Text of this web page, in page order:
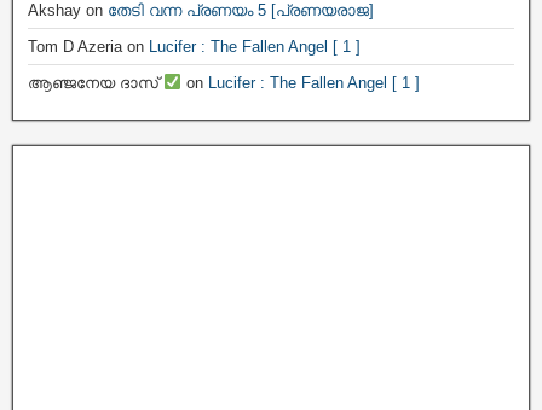
Akshay on തേടി വന്ന പ്രണയം 5 [പ്രണയരാജ]
Tom D Azeriaon Lucifer : The Fallen Angel [ 1 ]
ആഞ്ജനേയ ദാസ്
on Lucifer : The Fallen Angel [ 1 ]